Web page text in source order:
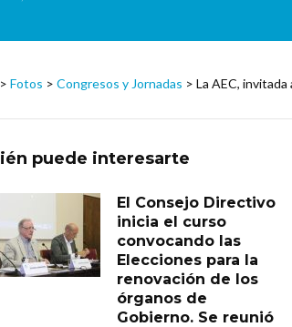
> Fotos > Congresos y Jornadas > La AEC,
puede interesarte
El Consejo Directivo
inicia el curso
convocando las
Elecciones para la
renovación de los
órganos de
Gobierno. Se reunió